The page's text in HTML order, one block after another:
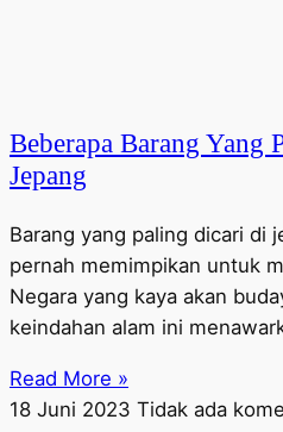
Beberapa Barang Yang
Jepang
Barang yang paling dicari di
pernah memimpikan untuk
Negara yang kaya akan
keindahan alam ini
Read More »
18 Juni 2023 Tidak ada